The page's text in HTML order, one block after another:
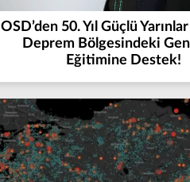
OSD’den 50. Yıl Güçlü
Deprem Bölgesindeki
Eğitimine Destek!